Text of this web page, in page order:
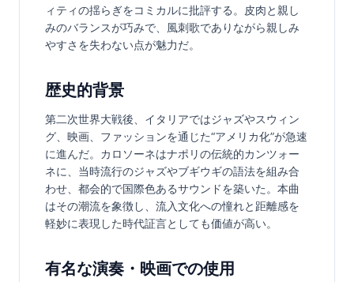
ィティの揺らぎをコミカルに批評する。皮肉と親し
みのバランスが巧みで、風刺歌でありながら親しみ
やすさを失わない点が魅力だ。
歴史的背景
第二次世界大戦後、イタリアではジャズやスウィン
グ、映画、ファッションを通じた“アメリカ化”が急速
に進んだ。カロソーネはナポリの伝統的カンツォー
ネに、当時流行のジャズやブギウギの語法を組み合
わせ、都会的で国際色あるサウンドを築いた。本曲
はその潮流を象徴し、流入文化への憧れと距離感を
軽妙に表現した時代証言としても価値が高い。
有名な演奏・映画での使用